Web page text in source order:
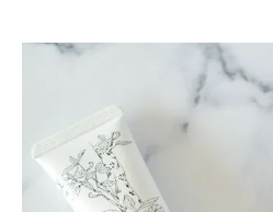
山田松香木店